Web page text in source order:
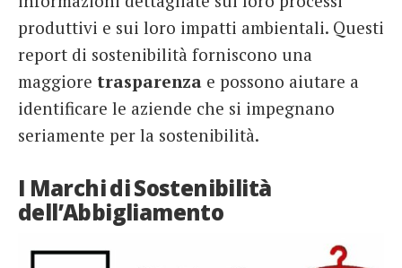
produttivi e sui loro impatti ambientali. Questi
report di sostenibilità forniscono una
maggiore trasparenza e possono aiutare a
identificare le aziende che si impegnano
seriamente per la sostenibilità.
I Marchi di Sostenibilità
dell’Abbigliamento